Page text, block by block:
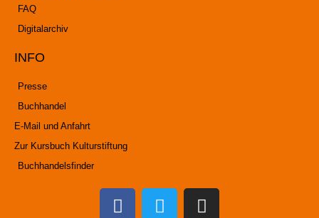
FAQ
Digitalarchiv
INFO
Presse
Buchhandel
E-Mail und Anfahrt
Zur Kursbuch Kulturstiftung
Buchhandelsfinder